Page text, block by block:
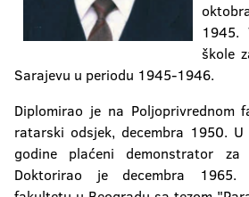
1945.
škole
Sarajevu u periodu 1945-1946.
Diplomirao je na Poljoprivrednom
ratarski odsjek, decembra 1950.
godine plaćeni demonstrator za
Doktorirao je decembra 1965.